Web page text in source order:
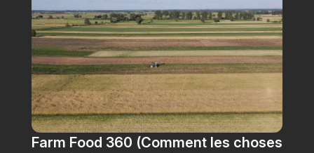
Farm Food 360 (Comment les choses